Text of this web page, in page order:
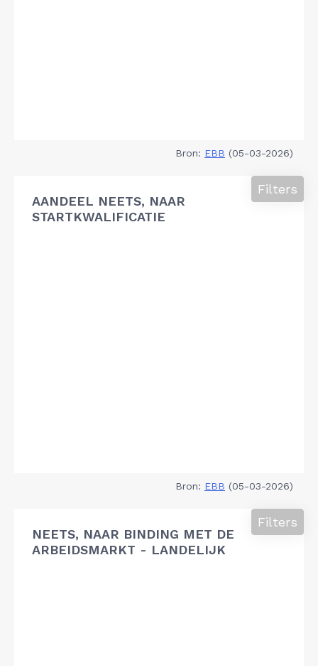
Bron: EBB (05-03-2026)
AANDEEL NEETS, NAAR
STARTKWALIFICATIE
Filters
Bron: EBB (05-03-2026)
NEETS, NAAR BINDING MET DE
ARBEIDSMARKT - LANDELIJK
Filters